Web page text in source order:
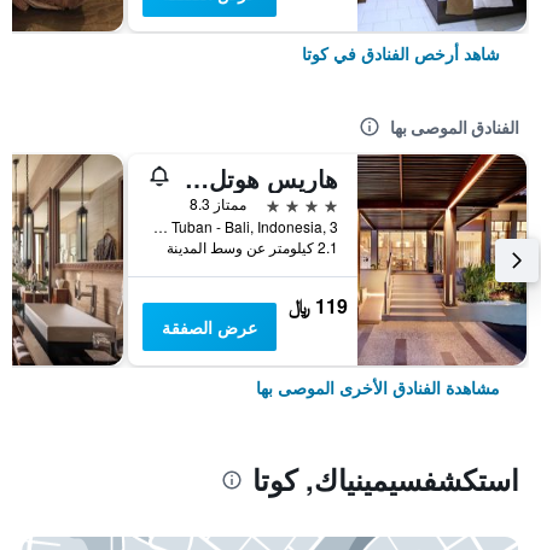
شاهد أرخص الفنادق في كوتا
الفنادق الموصى بها
هاريس هوتل كوتا توبان بالي
4 نجوم
ممتاز 8.3
Jl.Dewi Sartika Tuban - Bali, Indonesia, 3, كوتا, إندونيسيا
2.1 كيلومتر عن وسط المدينة
119 ﷼
عرض الصفقة
مشاهدة الفنادق الأخرى الموصى بها
استكشفسيمينياك, كوتا